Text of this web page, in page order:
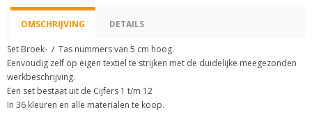
OMSCHRIJVING DETAILS
Set Broek- / Tas nummers van 5 cm hoog.
Eenvoudig zelf op eigen textiel te strijken met de duidelijke meegezonden
werkbeschrijving.
Een set bestaat uit de Cijfers 1 t/m 12
In 36 kleuren en alle materialen te koop.